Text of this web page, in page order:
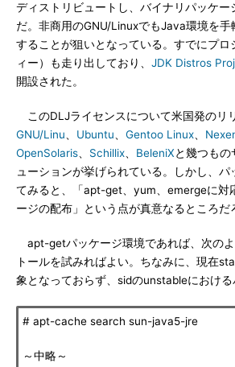
ディストリビュートし、バイナリパッケー
だ。非商用のGNU/LinuxでもJava環境を手
することが狙いとなっている。すでにプロ
ィー）も走り出しており、 JDK Distros
開設された。
このDLJライセンスについて米国発のリ
GNU/Linu
Ubuntu Gentoo Linux
OpenSolaris
Schillix BeleniXと幾つも
ューションが挙げられている。しかし、
てみると、「apt-get、yum、emergeに対
ージの配布」という点が真意なるところだ
apt-getパッケージ環境であれば、次の
トールを試みればよい。ちなみに、現在
象となっておらず、sidのunstableにおける
# apt-cache search sun-java5-jre
～中略～